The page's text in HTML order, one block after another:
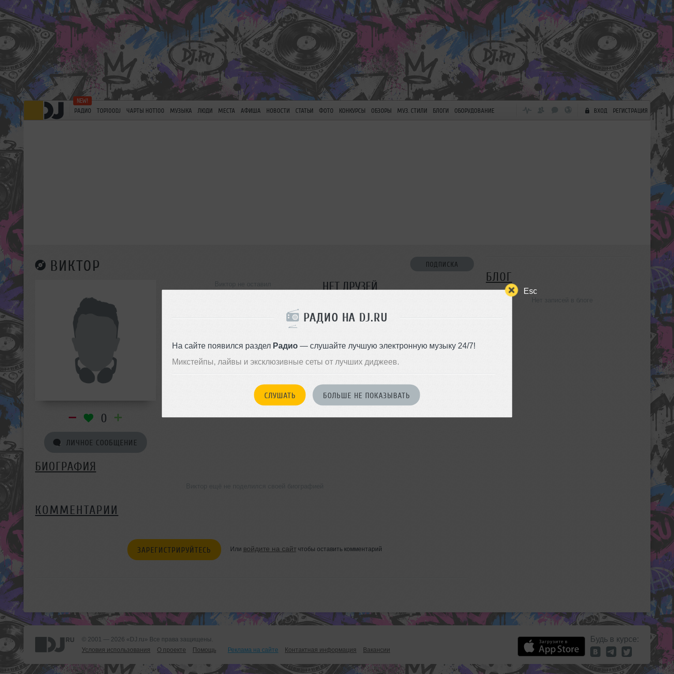
Esc
РАДИО НА DJ.RU
На сайте появился раздел Радио— слушайте лучшую электронную музыку 24/7!
Микстейпы, лайвы и эксклюзивные сеты от лучших диджеев.
СЛУШАТЬ БОЛЬШЕ НЕ ПОКАЗЫВАТЬ
РАДИО TOP100DJ ЧАРТЫ HOT100 МУЗЫКА ЛЮДИ МЕСТА АФИША НОВОСТИ СТАТЬИ ФОТО КОНКУРСЫ ОБЗОРЫ МУЗ. СТИЛИ БЛОГИ ОБОРУДОВАНИЕ ВХОД РЕГИСТРАЦИЯ
ВИКТОР ПОДПИСКА
0
ЛИЧНОЕ СООБЩЕНИЕ
НЕТ ДРУЗЕЙ
БИОГРАФИЯ
КОММЕНТАРИИ
ЗАРЕГИСТРИРУЙТЕСЬ Или войдите на сайтчтобы оставить комментарий
БЛОГ
© 2001 — 2026 «DJ.ru» Все права защищены.
Условия использования
О проекте Помощь Реклама на сайте Контактная информация Вакансии
Будь в курсе: